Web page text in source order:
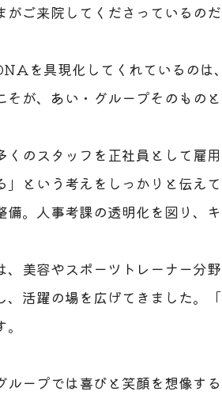
がご来院してくださっているのだ
を具現化してくれているのは
そが、あい・グループそのもの
くのスタッフを正社員として雇
」という考えをしっかりと伝え
備。人事考課の透明化を図り、
、美容やスポーツトレーナー分
、活躍の場を広げてきました。
ループでは喜びと笑顔を想像す